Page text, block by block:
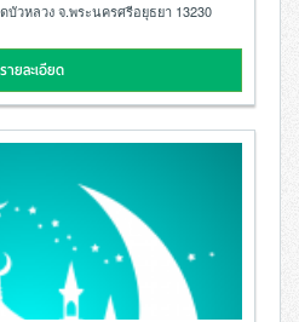
วหลวง จ.พระนครศรีอยุธยา 13230
ายละเอียด